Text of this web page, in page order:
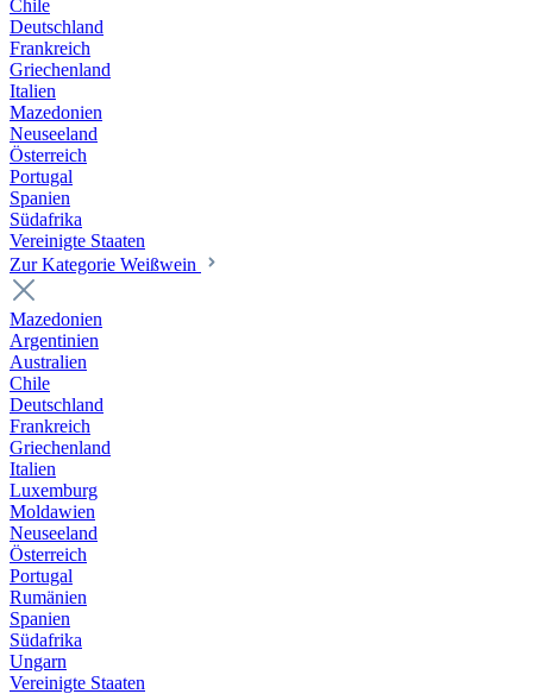
Chile
Deutschland
Frankreich
Griechenland
Italien
Mazedonien
Neuseeland
Österreich
Portugal
Spanien
Südafrika
Vereinigte Staaten
Zur Kategorie Weißwein
Mazedonien
Argentinien
Australien
Chile
Deutschland
Frankreich
Griechenland
Italien
Luxemburg
Moldawien
Neuseeland
Österreich
Portugal
Rumänien
Spanien
Südafrika
Ungarn
Vereinigte Staaten